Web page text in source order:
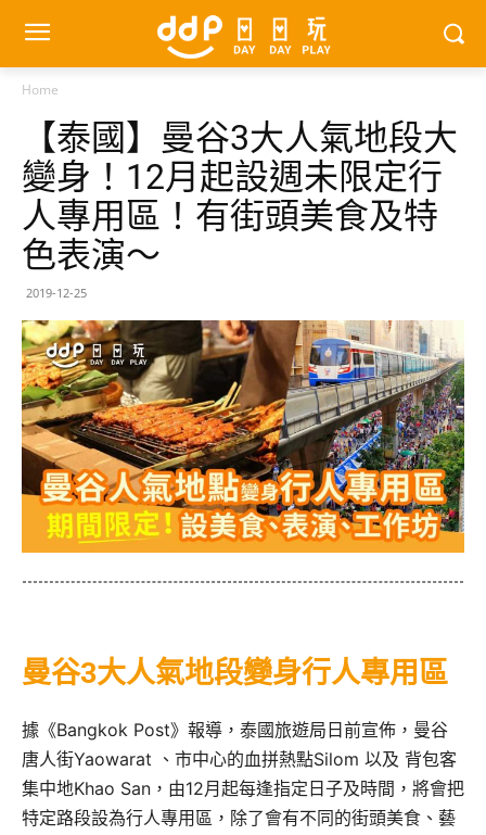
Home
【泰國】曼谷3大人氣地段大
變身！12月起設週未限定行
人專用區！有街頭美食及特
色表演～
2019-12-25
曼谷3大人氣地段變身行人專用區
據《Bangkok Post》報導，泰國旅遊局日前宣佈，曼谷
唐人街Yaowarat 、市中心的血拼熱點Silom 以及 背包客
集中地Khao San，由12月起每逢指定日子及時間，將會把
特定路段設為行人專用區，除了會有不同的街頭美食、藝